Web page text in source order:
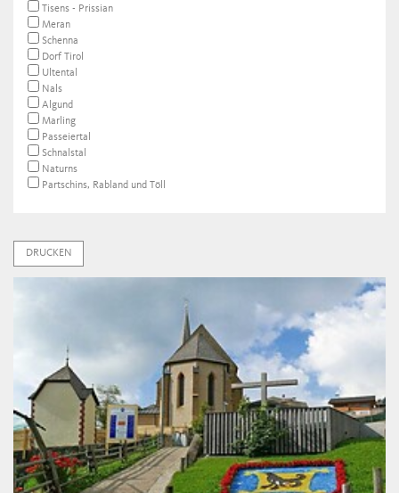
Tisens - Prissian
Meran
Schenna
Dorf Tirol
Ultental
Nals
Algund
Marling
Passeiertal
Schnalstal
Naturns
Partschins, Rabland und Töll
DRUCKEN